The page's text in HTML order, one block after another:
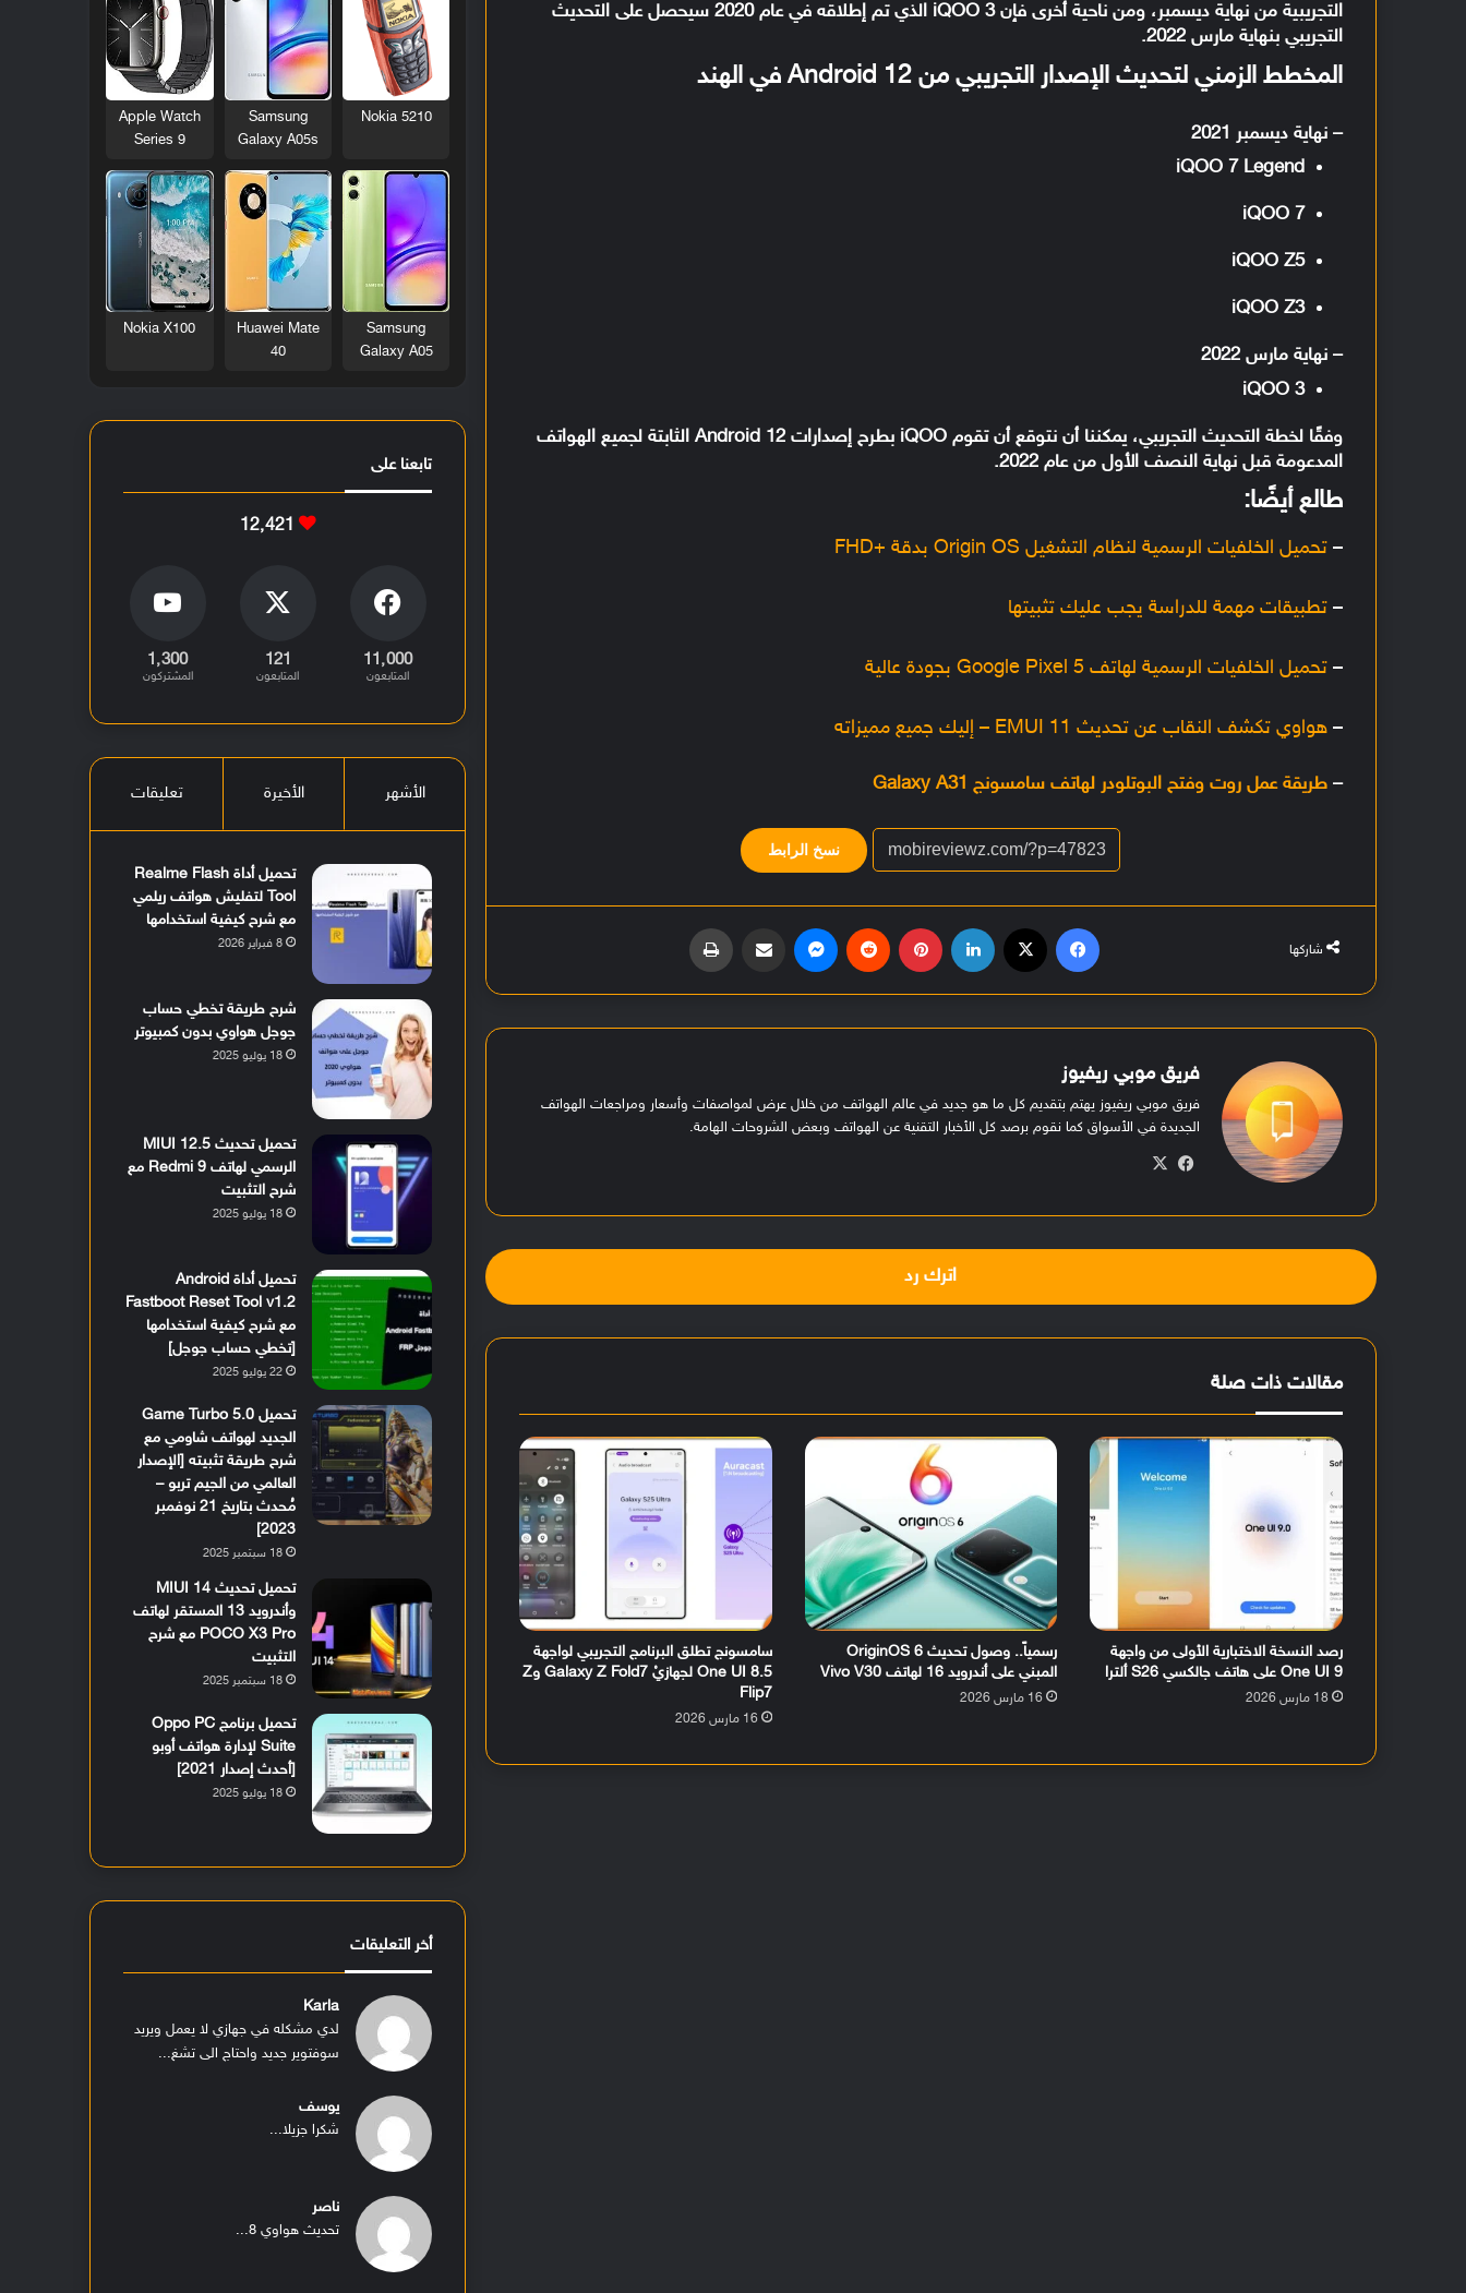
التجريبية من نهاية ديسمبر، ومن ناحية أخرى فإن iQOO 3 الذي تم إطلاقه في عام 2020 سيحصل على التحديث
التجريبي بنهاية مارس 2022.
المخطط الزمني لتحديث الإصدار التجريبي من Android 12 في الهند
– نهاية ديسمبر 2021
iQOO 7 Legend
iQOO 7
iQOO Z5
iQOO Z3
– نهاية مارس 2022
iQOO 3
وفقًا لخطة التحديث التجريبي، يمكننا أن نتوقع أن تقوم iQOO بطرح إصدارات Android 12 الثابتة لجميع الهواتف
المدعومة قبل نهاية النصف الأول من عام 2022.
طالع أيضًا:
–تحميل الخلفيات الرسمية لنظام التشغيل Origin OS بدقة +FHD
–تطبيقات مهمة للدراسة يجب عليك تثبيتها
–تحميل الخلفيات الرسمية لهاتف Google Pixel 5 بجودة عالية
–هواوي تكشف النقاب عن تحديث EMUI 11 – إليك جميع مميزاته
–طريقة عمل روت وفتح البوتلودر لهاتف سامسونج Galaxy A31
نسخ الرابط
شاركها
فريق موبي ريفيوز
فريق موبي ريفيوز يهتم بتقديم كل ما هو جديد في عالم الهواتف من خلال عرض لمواصفات وأسعار ومراجعات الهواتف
الجديدة في الأسواق كما نقوم برصد كل الأخبار التقنية عن الهواتف وبعض الشروحات الهامة.
في
وك
اترك رد
مقالات ذات صلة
رصد النسخة الاختبارية الأولى من واجهة
One UI 9 على هاتف جالكسي S26 ألترا
18 مارس 2026
رسمياً.. وصول تحديث OriginOS 6
المبني على أندرويد 16 لهاتف Vivo V30
16 مارس 2026
سامسونج تطلق البرنامج التجريبي لواجهة
One UI 8.5 لجهازيْ Galaxy Z Fold7 وZ
Flip7
16 مارس 2026
Nokia 5210
Samsung
Galaxy A05s
Apple Watch
Series 9
Samsung
Galaxy A05
Huawei Mate
40
Nokia X100
تابعنا على
12٬421
11٬000
المتابعون
121
المتابعون
1٬300
المشتركون
الأشهر الأخيرة تعليقات
تحميل أداة Realme Flash
Tool لتفليش هواتف ريلمي
مع شرح كيفية استخدامها
8 فبراير 2026
شرح طريقة تخطي حساب
جوجل هواوي بدون كمبيوتر
18 يوليو 2025
تحميل تحديث MIUI 12.5
الرسمي لهاتف Redmi 9 مع
شرح التثبيت
18 يوليو 2025
تحميل أداة Android
Fastboot Reset Tool v1.2
مع شرح كيفية استخدامها
[تخطي حساب جوجل]
22 يوليو 2025
تحميل Game Turbo 5.0
الجديد لهواتف شاومي مع
شرح طريقة تثبيته [الإصدار
العالمي من الجيم تربو –
مُحدث بتاريخ 21 نوفمبر
2023]
18 سبتمبر 2025
تحميل تحديث MIUI 14
وأندرويد 13 المستقر لهاتف
POCO X3 Pro مع شرح
التثبيت
18 سبتمبر 2025
تحميل برنامج Oppo PC
Suite لإدارة هواتف أوبو
[أحدث إصدار 2021]
18 يوليو 2025
أخر التعليقات
Karla
لدي مشكله في جهازي لا يعمل ويريد
سوفتوير جديد واحتاج الى تشغ...
يوسف
شكرا جزيلا...
ناصر
تحديث هواوي 8...